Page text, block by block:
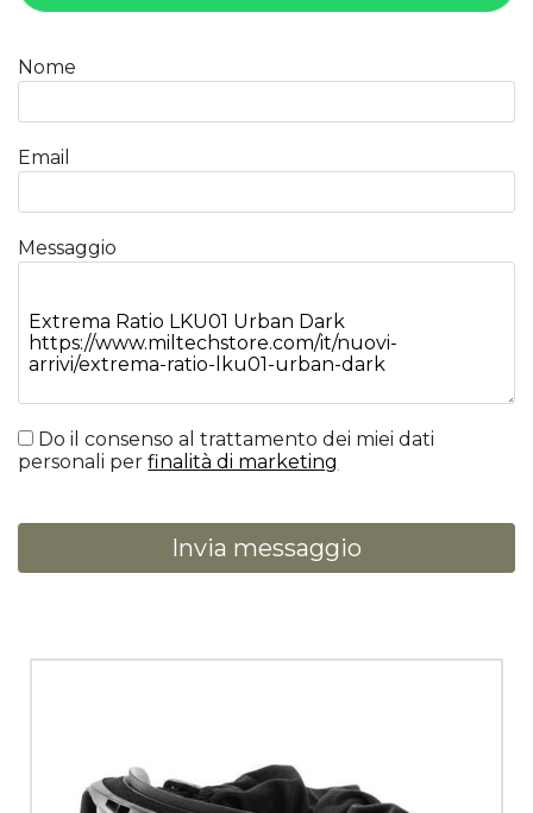
Nome
Email
Messaggio
Do il consenso al trattamento dei miei dati
personali perfinalità di marketing
Invia messaggio